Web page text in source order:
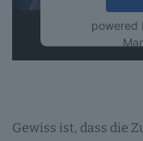
powered
Gewiss ist, dass die